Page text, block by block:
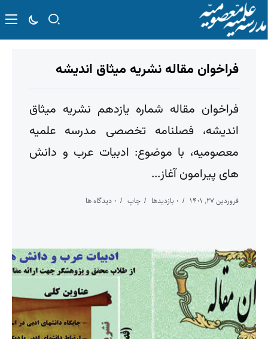
فراخوان مقاله نشریه میثاق اندیشه
فراخوان مقاله شماره یازدهم نشریه میثاق
اندیشه، فصلنامه تخصصی مدرسه علمیه
معصومیه، با موضوع: ادبیات عرب و دانش
های پیرامون آغاز...
فروردین ۲۷, ۱۴۰۱ ۰ بازدیدها چاپ ۰ دیدگاه ها